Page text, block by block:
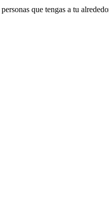
que tengas a tu